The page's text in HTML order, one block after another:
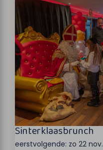
Sinterklaasbrunch
eerstvolgende: zo 22 nov.